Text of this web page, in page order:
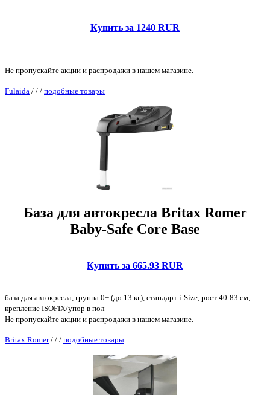
Купить за 1240 RUR
Не пропускайте акции и распродажи в нашем магазине.
Fulaida / / / подобные товары
База для автокресла Britax Romer
Baby-Safe Core Base
Купить за 665.93 RUR
база для автокресла, группа 0+ (до 13 кг), стандарт i-Size, рост 40-83 см,
крепление ISOFIX/упор в пол
Не пропускайте акции и распродажи в нашем магазине.
Britax Romer/ / / подобные товары